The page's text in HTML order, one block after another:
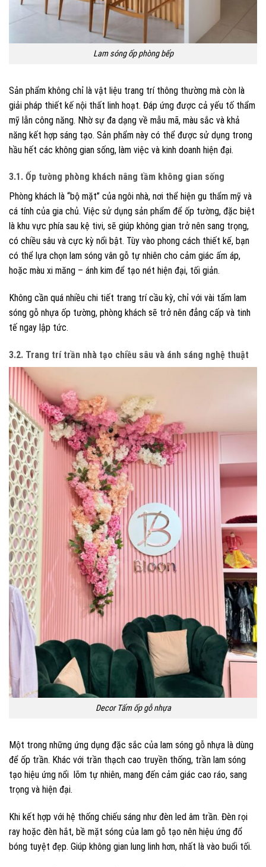
Lam sóng ốp phòng bếp
Sản phẩm không chỉ là vật liệu trang trí thông thường mà còn là
giải pháp thiết kế nội thất linh hoạt. Đáp ứng được cả yếu tố thẩm
mỹ lẫn công năng. Nhờ sự đa dạng về mẫu mã, màu sắc và khả
năng kết hợp sáng tạo. Sản phẩm này có thể được sử dụng trong
hầu hết các không gian sống, làm việc và kinh doanh hiện đại.
3.1. Ốp tường phòng khách nâng tầm không gian sống
Phòng khách là “bộ mặt” của ngôi nhà, nơi thể hiện gu thẩm mỹ và
cá tính của gia chủ. Việc sử dụng sản phẩm để ốp tường, đặc biệt
là khu vực phía sau kệ tivi, sẽ giúp không gian trở nên sang trọng,
có chiều sâu và cực kỳ nổi bật. Tùy vào phong cách thiết kế, bạn
có thể lựa chọn lam sóng vân gỗ tự nhiên cho cảm giác ấm áp,
hoặc màu xi măng – ánh kim để tạo nét hiện đại, tối giản.
Không cần quá nhiều chi tiết trang trí cầu kỳ, chỉ với vài tấm lam
sóng gỗ nhựa ốp tường, phòng khách sẽ trở nên đẳng cấp và tinh
tế ngay lập tức.
3.2. Trang trí trần nhà tạo chiều sâu và ánh sáng nghệ thuật
Decor Tấm ốp gỗ nhựa
Một trong những ứng dụng đặc sắc của lam sóng gỗ nhựa là dùng
để ốp trần. Khác với trần thạch cao truyền thống, trần lam sóng
tạo hiệu ứng nổi lõm tự nhiên, mang đến cảm giác cao ráo, sang
trọng và hiện đại.
Khi kết hợp với hệ thống chiếu sáng như đèn led âm trần. Đèn rọi
ray hoặc đèn hắt, bề mặt sóng của lam gỗ tạo nên hiệu ứng đổ
bóng tuyệt đẹp. Giúp không gian lung linh hơn, nhất là vào buổi tối.